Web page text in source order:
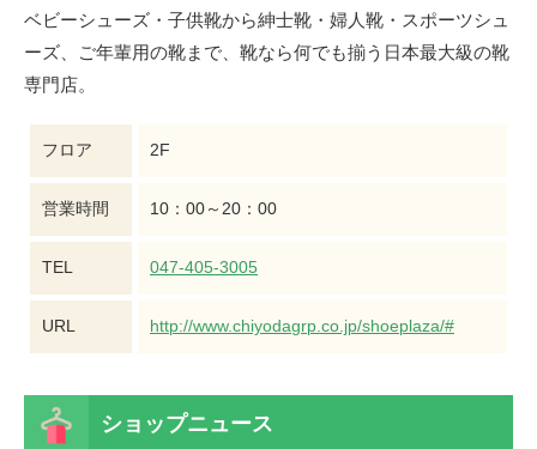
ベビーシューズ・子供靴から紳士靴・婦人靴・スポーツシュ
ーズ、ご年輩用の靴まで、靴なら何でも揃う日本最大級の靴
専門店。
フロア 2F
営業時間 10：00～20：00
TEL 047-405-3005
URL http://www.chiyodagrp.co.jp/shoeplaza/#
ショップニュース